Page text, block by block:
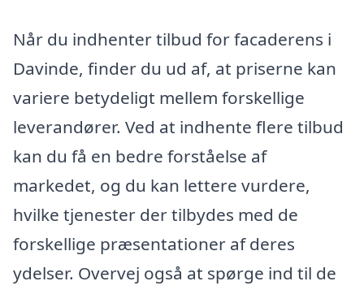
Når du indhenter tilbud for facaderens i
Davinde, finder du ud af, at priserne kan
variere betydeligt mellem forskellige
leverandører. Ved at indhente flere tilbud
kan du få en bedre forståelse af
markedet, og du kan lettere vurdere,
hvilke tjenester der tilbydes med de
forskellige præsentationer af deres
ydelser. Overvej også at spørge ind til de